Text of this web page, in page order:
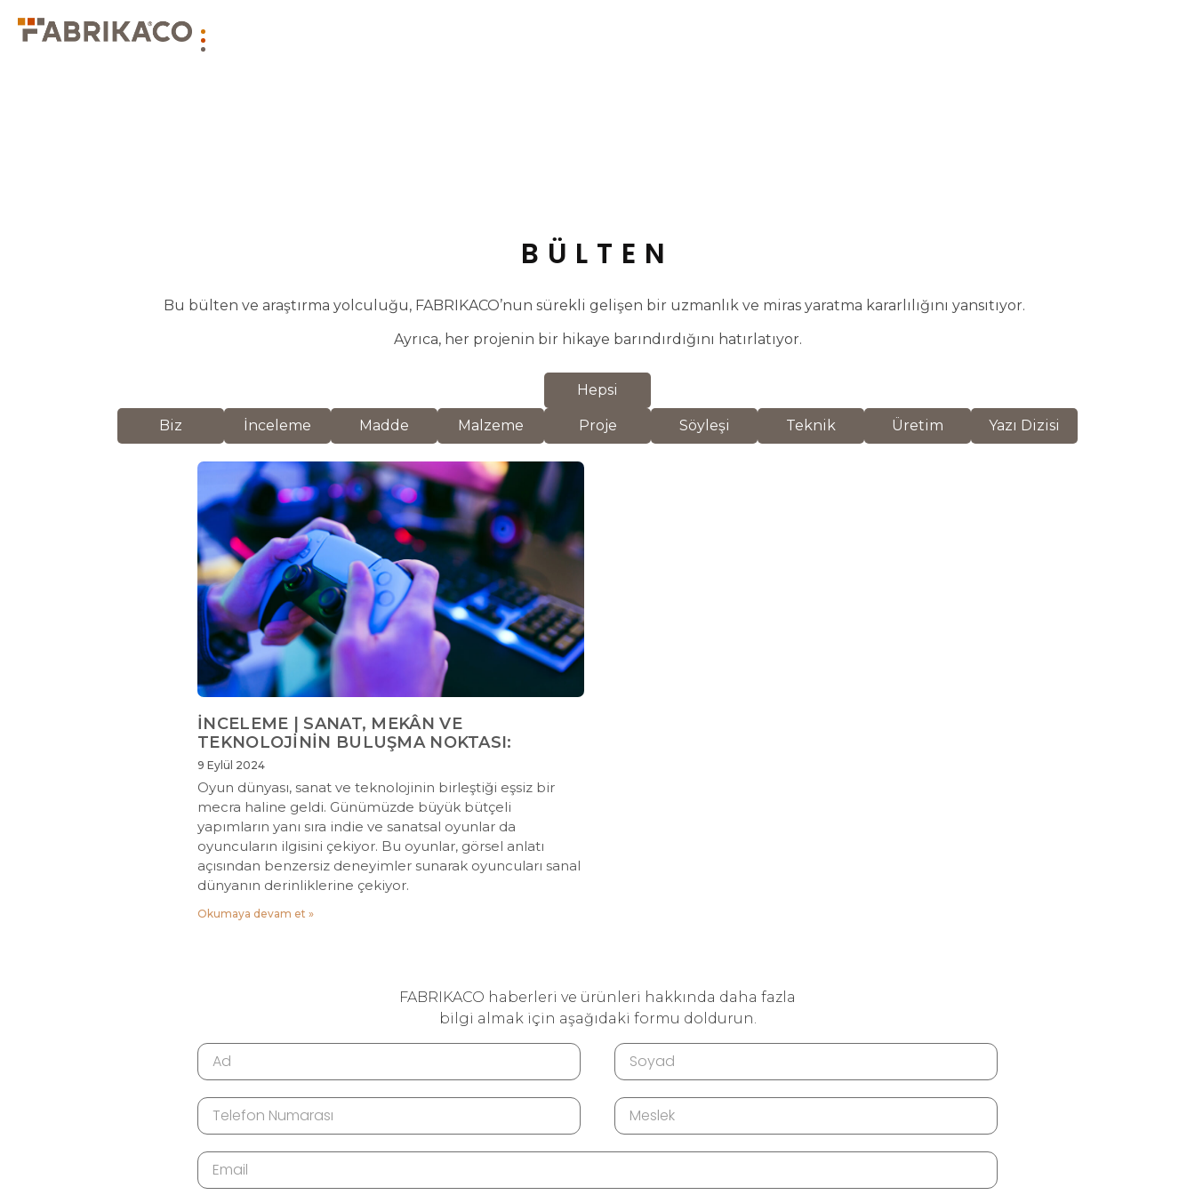
BÜLTEN
Bu bülten ve araştırma yolculuğu, FABRIKACO’nun sürekli gelişen bir uzmanlık ve miras yaratma kararlılığını yansıtıyor.
Ayrıca, her projenin bir hikaye barındırdığını hatırlatıyor.
Hepsi
Biz İnceleme Madde Malzeme Proje Söyleşi Teknik Üretim Yazı Dizisi
İNCELEME | SANAT, MEKÂN VE
TEKNOLOJİNİN BULUŞMA NOKTASI:
9 Eylül 2024
Oyun dünyası, sanat ve teknolojinin birleştiği eşsiz bir
mecra haline geldi. Günümüzde büyük bütçeli
yapımların yanı sıra indie ve sanatsal oyunlar da
oyuncuların ilgisini çekiyor. Bu oyunlar, görsel anlatı
açısından benzersiz deneyimler sunarak oyuncuları sanal
dünyanın derinliklerine çekiyor.
Okumaya devam et »
FABRIKACO haberleri ve ürünleri hakkında daha fazla
bilgi almak için aşağıdaki formu doldurun.